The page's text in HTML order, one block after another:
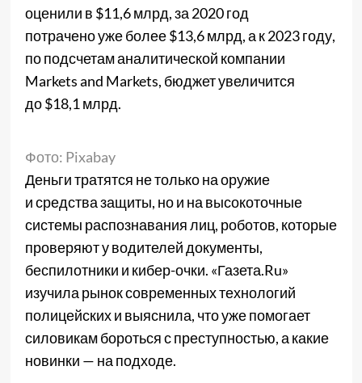
оценили в $11,6 млрд, за 2020 год
потрачено уже более $13,6 млрд, а к 2023 году,
по подсчетам аналитической компании
Markets and Markets, бюджет увеличится
до $18,1 млрд.
Фото: Pixabay
Деньги тратятся не только на оружие
и средства защиты, но и на высокоточные
системы распознавания лиц, роботов, которые
проверяют у водителей документы,
беспилотники и кибер-очки. «Газета.Ru»
изучила рынок современных технологий
полицейских и выяснила, что уже помогает
силовикам бороться с преступностью, а какие
новинки — на подходе.